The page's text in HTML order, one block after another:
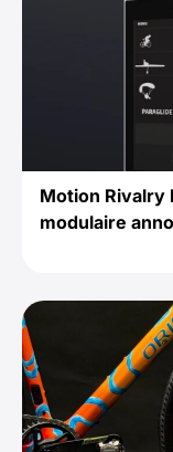
Motion Rivalry
modulaire